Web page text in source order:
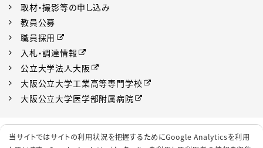
当サイトではサイトの利用状況を把握するためにGoogle Analyticsを利用
取材・撮影等の申し込み
教員公募
職員採用
入札・調達情報
公立大学法人大阪
大阪公立大学工業高等専門学校
大阪公立大学医学部附属病院
プライバシーポリシー
サイトポリシー